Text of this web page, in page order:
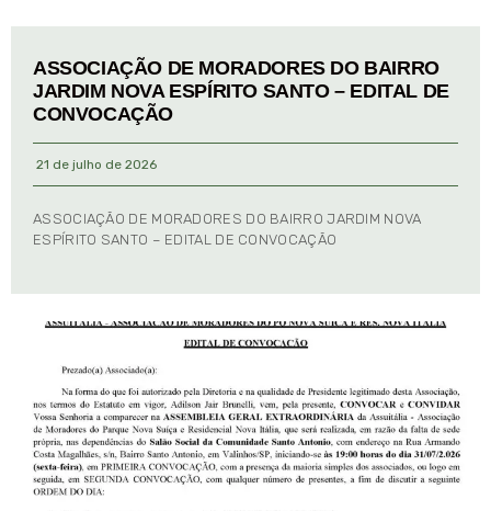
ASSOCIAÇÃO DE MORADORES DO BAIRRO
JARDIM NOVA ESPÍRITO SANTO – EDITAL DE
CONVOCAÇÃO
21 de julho de 2026
ASSOCIAÇÃO DE MORADORES DO BAIRRO JARDIM NOVA
ESPÍRITO SANTO – EDITAL DE CONVOCAÇÃO